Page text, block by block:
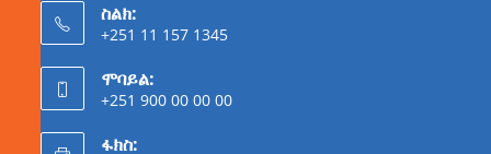
ስልክ:
+251 11 157 1345
ሞባይል:
+251 900 00 00 00
ፋክስ: